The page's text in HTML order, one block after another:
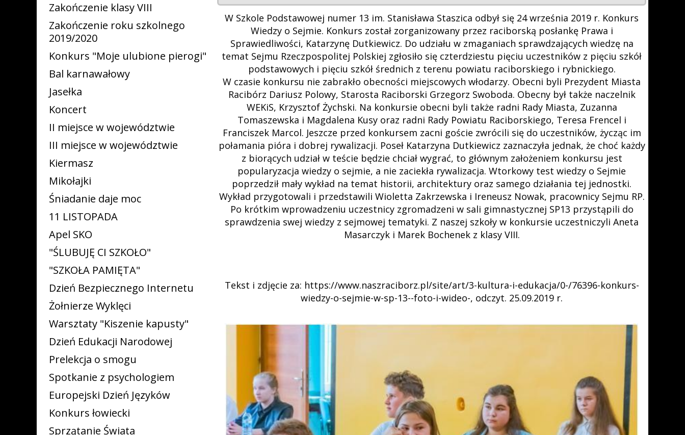
W Szkole Podstawowej numer 13 im. Stanisława Staszica odbył się 24 września 2019 r. Konkurs
Wiedzy o Sejmie. Konkurs został zorganizowany przez raciborską posłankę Prawa i
Sprawiedliwości, Katarzynę Dutkiewicz. Do udziału w zmaganiach sprawdzających wiedzę na
temat Sejmu Rzeczpospolitej Polskiej zgłosiło się czterdziestu pięciu uczestników z pięciu szkół
podstawowych i pięciu szkół średnich z terenu powiatu raciborskiego i rybnickiego.
W czasie konkursu nie zabrakło obecności miejscowych włodarzy. Obecni byli Prezydent Miasta
Racibórz Dariusz Polowy, Starosta Raciborski Grzegorz Swoboda. Obecny był także naczelnik
WEKiS, Krzysztof Żychski. Na konkursie obecni byli także radni Rady Miasta, Zuzanna
Tomaszewska i Magdalena Kusy oraz radni Rady Powiatu Raciborskiego, Teresa Frencel i
Franciszek Marcol. Jeszcze przed konkursem zacni goście zwrócili się do uczestników, życząc im
połamania pióra i dobrej rywalizacji. Poseł Katarzyna Dutkiewicz zaznaczyła jednak, że choć każdy
z biorących udział w teście będzie chciał wygrać, to głównym założeniem konkursu jest
popularyzacja wiedzy o sejmie, a nie zaciekła rywalizacja. Wtorkowy test wiedzy o Sejmie
poprzedził mały wykład na temat historii, architektury oraz samego działania tej jednostki.
Wykład przygotowali i przedstawili Wioletta Zakrzewska i Ireneusz Nowak, pracownicy Sejmu RP.
Po krótkim wprowadzeniu uczestnicy zgromadzeni w sali gimnastycznej SP13 przystąpili do
sprawdzenia swej wiedzy z sejmowej tematyki. Z naszej szkoły w konkursie uczestniczyli Aneta
Masarczyk i Marek Bochenek z klasy VIII.
Tekst i zdjęcie za: https://www.naszraciborz.pl/site/art/3-kultura-i-edukacja/0-/76396-konkurs-
wiedzy-o-sejmie-w-sp-13--foto-i-wideo-, odczyt. 25.09.2019 r.
Zakończenie klasy VIII
Zakończenie roku szkolnego
2019/2020
Konkurs "Moje ulubione pierogi"
Bal karnawałowy
Jasełka
Koncert
II miejsce w województwie
III miejsce w województwie
Kiermasz
Mikołajki
Śniadanie daje moc
11 LISTOPADA
Apel SKO
"ŚLUBUJĘ CI SZKOŁO"
"SZKOŁA PAMIĘTA"
Dzień Bezpiecznego Internetu
Żołnierze Wyklęci
Warsztaty "Kiszenie kapusty"
Dzień Edukacji Narodowej
Prelekcja o smogu
Spotkanie z psychologiem
Europejski Dzień Języków
Konkurs łowiecki
Sprzątanie Świata